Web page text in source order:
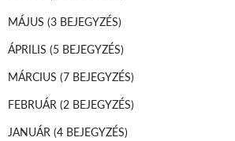
MÁJUS (3 BEJEGYZÉS)
ÁPRILIS (5 BEJEGYZÉS)
MÁRCIUS (7 BEJEGYZÉS)
FEBRUÁR (2 BEJEGYZÉS)
JANUÁR (4 BEJEGYZÉS)